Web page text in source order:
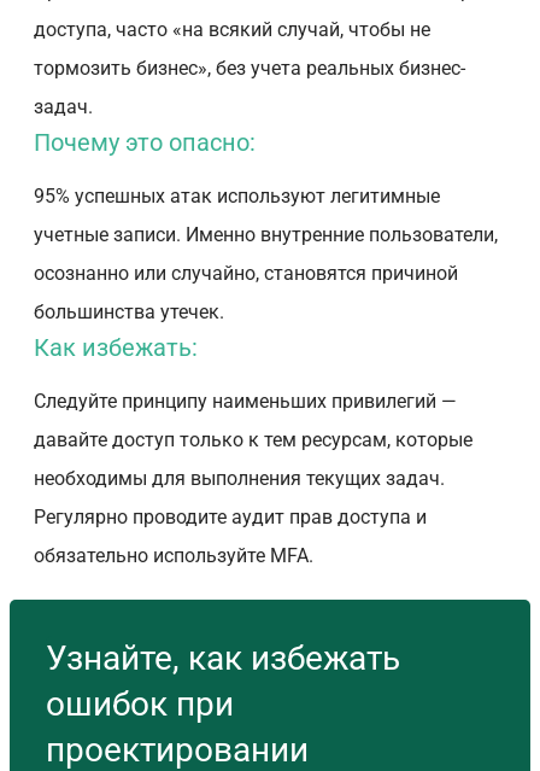
доступа, часто «на всякий случай, чтобы не
тормозить бизнес», без учета реальных бизнес-
задач.
Почему это опасно:
95% успешных атак используют легитимные
учетные записи. Именно внутренние пользователи,
осознанно или случайно, становятся причиной
большинства утечек.
Как избежать:
Следуйте принципу наименьших привилегий —
давайте доступ только к тем ресурсам, которые
необходимы для выполнения текущих задач.
Регулярно проводите аудит прав доступа и
обязательно используйте MFA.
Узнайте, как избежать
ошибок при
проектировании